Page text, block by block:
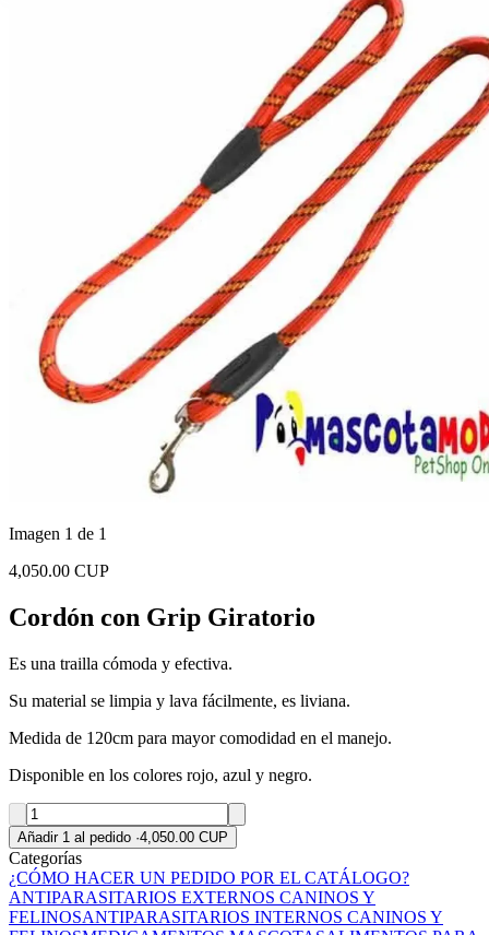
Imagen 1 de 1
4,050.00 CUP
Cordón con Grip Giratorio
Es una trailla cómoda y efectiva.
Su material se limpia y lava fácilmente, es liviana.
Medida de 120cm para mayor comodidad en el manejo.
Disponible en los colores rojo, azul y negro.
Añadir 1 al pedido ·4,050.00 CUP
Categorías
¿CÓMO HACER UN PEDIDO POR EL CATÁLOGO?
ANTIPARASITARIOS EXTERNOS CANINOS Y
FELINOSANTIPARASITARIOS INTERNOS CANINOS Y